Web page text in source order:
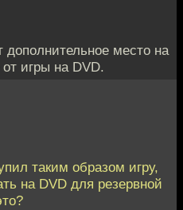
дополнительное место на
игры на DVD.
таким образом игру,
на DVD для резервной